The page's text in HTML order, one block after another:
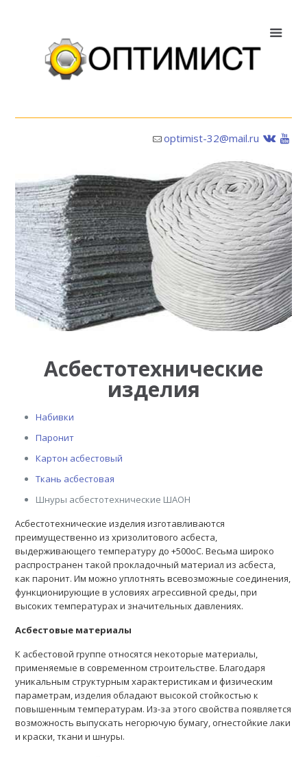
optimist-32@mail.ru
Асбестотехнические
изделия
Набивки
Паронит
Картон асбестовый
Ткань асбестовая
Шнуры асбестотехнические ШАОН
Асбестотехнические изделия изготавливаются
преимущественно из хризолитового асбеста,
выдерживающего температуру до +500оС. Весьма широко
распространен такой прокладочный материал из асбеста,
как паронит. Им можно уплотнять всевозможные соединения,
функционирующие в условиях агрессивной среды, при
высоких температурах и значительных давлениях.
Асбестовые материалы
К асбестовой группе относятся некоторые материалы,
применяемые в современном строительстве. Благодаря
уникальным структурным характеристикам и физическим
параметрам, изделия обладают высокой стойкостью к
повышенным температурам. Из-за этого свойства появляется
возможность выпускать негорючую бумагу, огнестойкие лаки
и краски, ткани и шнуры.